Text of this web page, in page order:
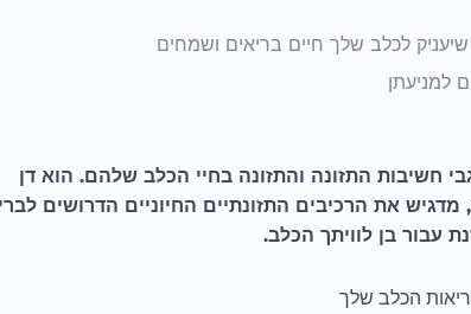
לכלב שלך חיים בריאים ושמחים
למניעתן
חשיבות התזונה והתזונה בחיי הכלב שלהם. הוא דן
את הרכיבים התזונתיים החיוניים הדרושים
עבור בן לוויתך הכלב.